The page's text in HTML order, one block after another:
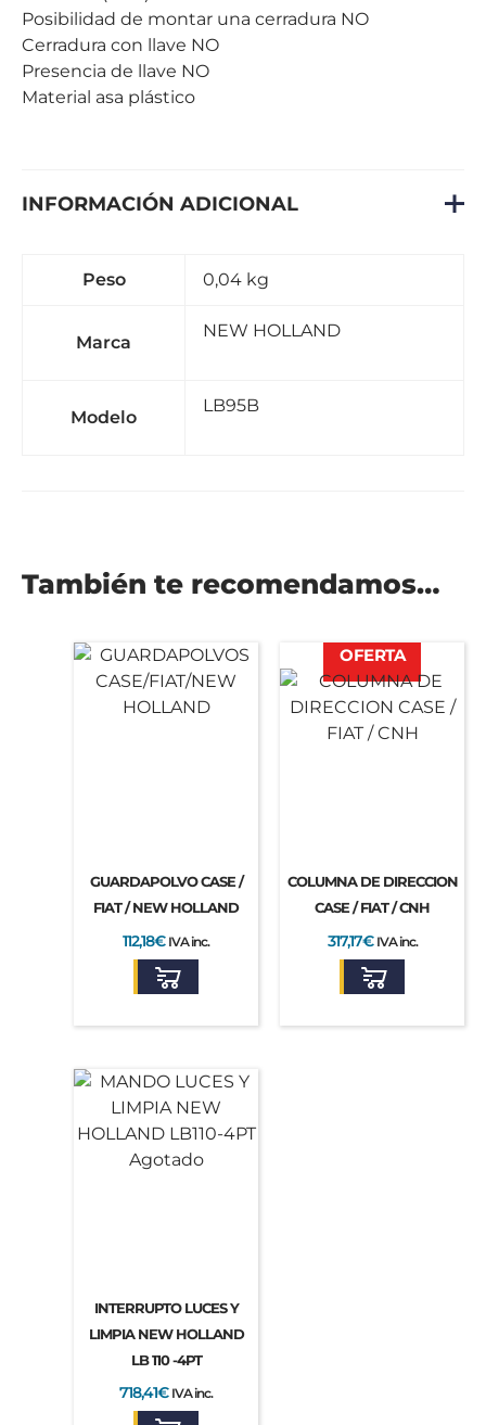
Posibilidad de montar una cerradura NO
Cerradura con llave NO
Presencia de llave NO
Material asa plástico
INFORMACIÓN ADICIONAL
Peso 0,04 kg
Marca
NEW HOLLAND
Modelo
LB95B
También te recomendamos…
GUARDAPOLVO CASE /
FIAT / NEW HOLLAND
112,18€ IVA inc.
OFERTA
COLUMNA DE DIRECCION
CASE / FIAT / CNH
precio
original
era:
455,15€.
317,17€
El
actual
es:
317,17€.
IVA inc.
Agotado
INTERRUPTO LUCES Y
LIMPIA NEW HOLLAND
LB 110 -4PT
718,41€ IVA inc.